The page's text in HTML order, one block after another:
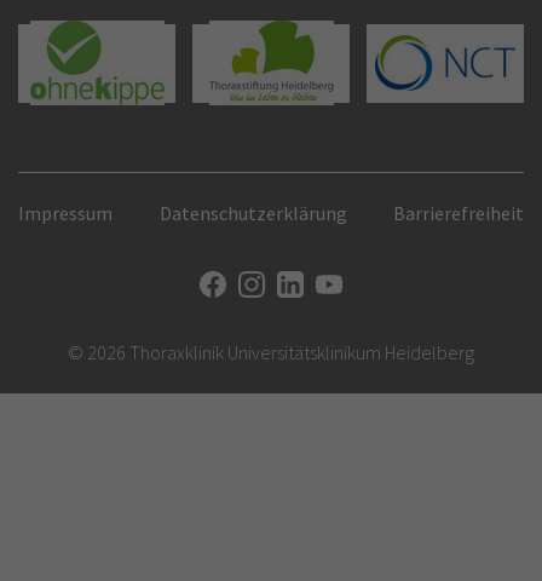
Impressum Datenschutzerklärung Barrierefreiheit
© 2026 Thoraxklinik Universitätsklinikum Heidelberg